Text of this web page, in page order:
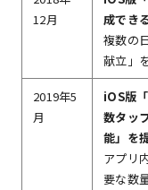
12月
成でき
複数の
献立」
2019年5
月
iOS版
数タッ
能」を
アプリ
要な数